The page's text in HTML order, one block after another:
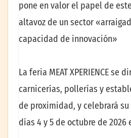
pone en valor el papel de
altavoz de un sector
capacidad de innovación»
La feria MEAT XPERIENCE se
carnicerías, pollerías y
de proximidad, y celebrará
días 4 y 5 de octubre de 2026